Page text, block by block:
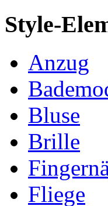
Style-
Anzug
Bluse
Brille
Fliege